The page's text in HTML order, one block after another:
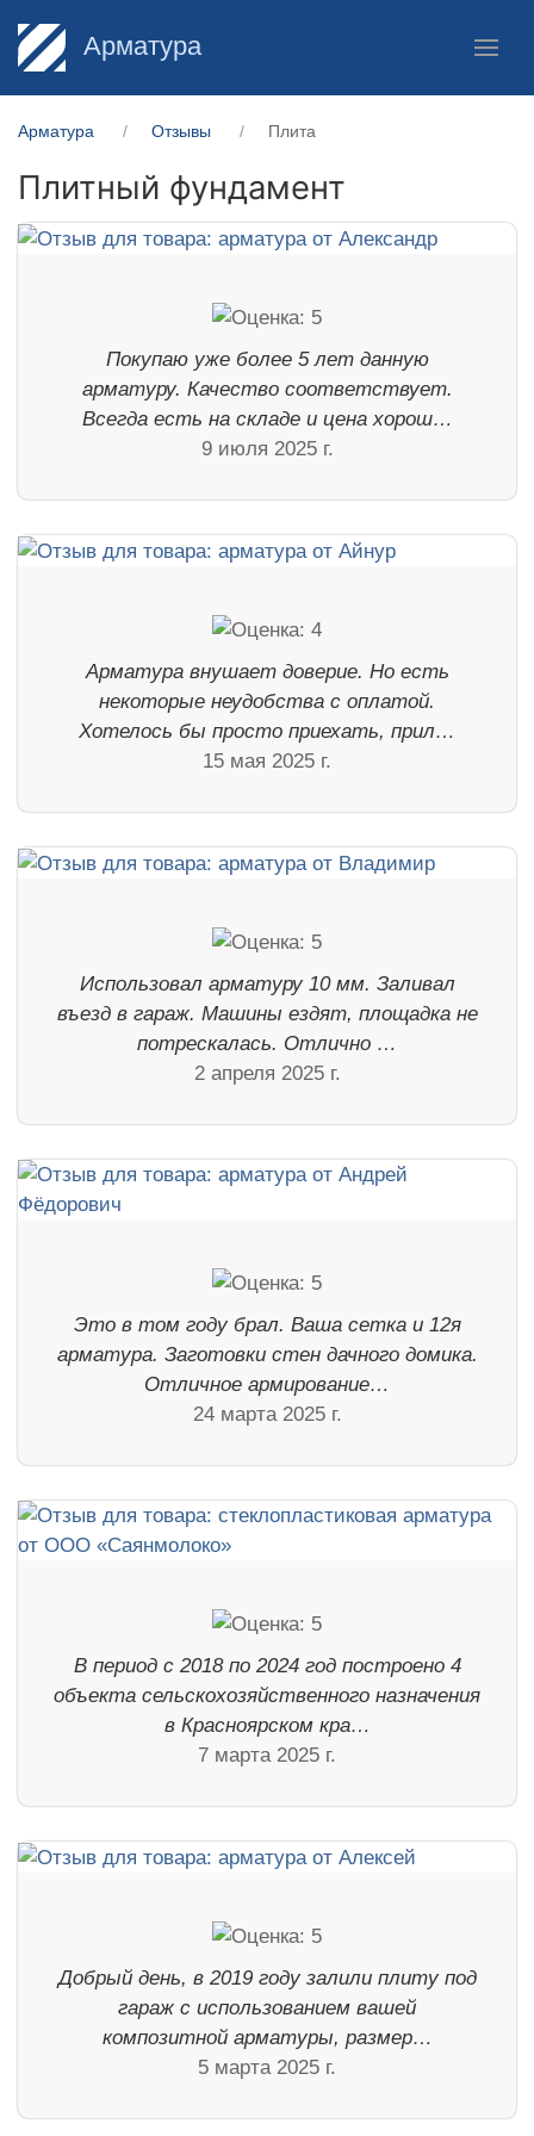
Арматура
Арматура Отзывы Плита
Плитный фундамент
Покупаю уже более 5 лет данную
арматуру. Качество соответствует.
Всегда есть на складе и цена хорош…
9 июля 2025 г.
Арматура внушает доверие. Но есть
некоторые неудобства с оплатой.
Хотелось бы просто приехать, прил…
15 мая 2025 г.
Использовал арматуру 10 мм. Заливал
въезд в гараж. Машины ездят, площадка не
потрескалась. Отлично …
2 апреля 2025 г.
Это в том году брал. Ваша сетка и 12я
арматура. Заготовки стен дачного домика.
Отличное армирование…
24 марта 2025 г.
В период с 2018 по 2024 год построено 4
объекта сельскохозяйственного назначения
в Красноярском кра…
7 марта 2025 г.
Добрый день, в 2019 году залили плиту под
гараж с использованием вашей
композитной арматуры, размер…
5 марта 2025 г.